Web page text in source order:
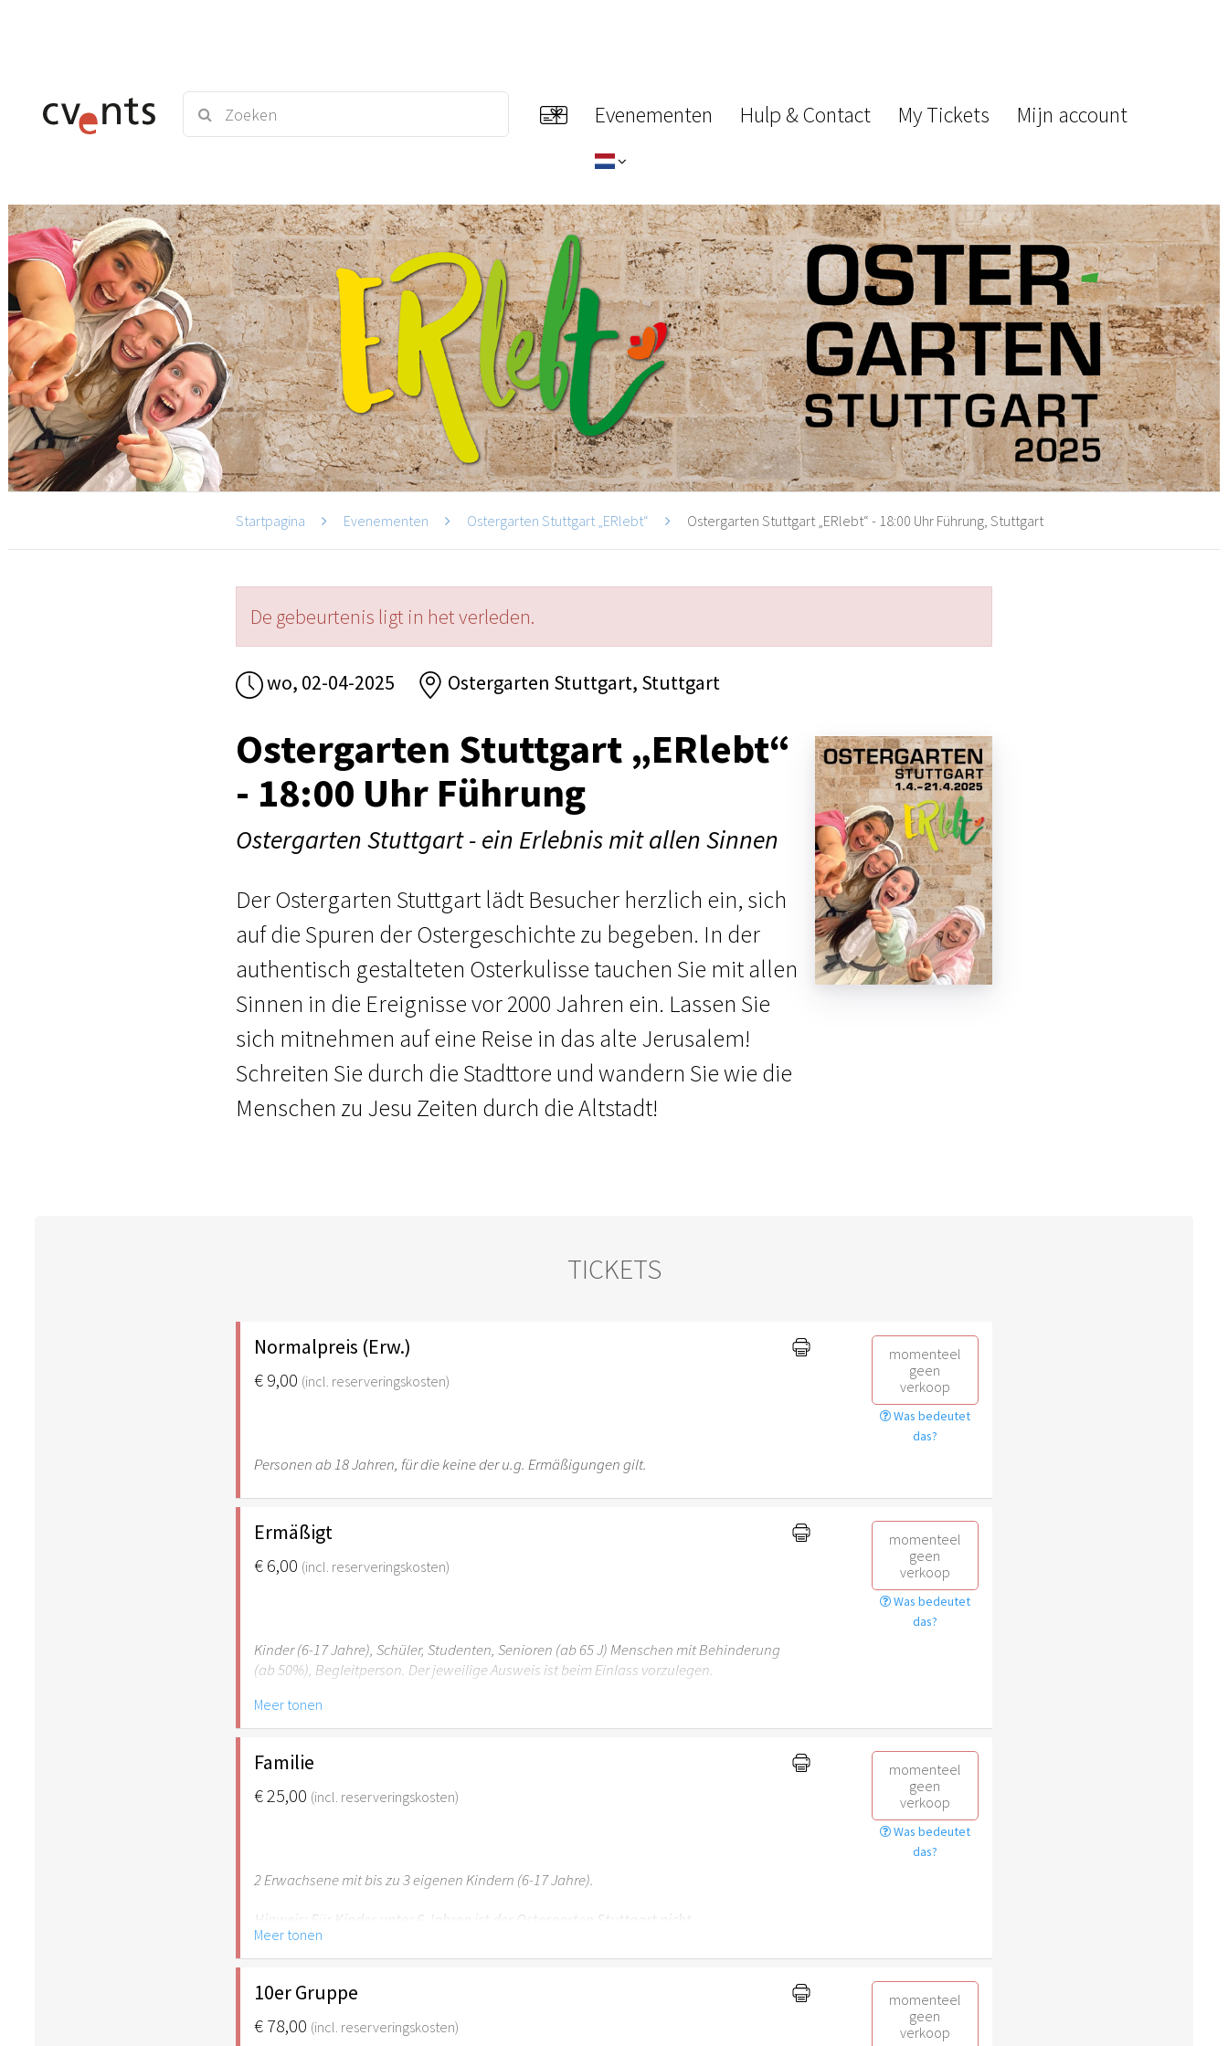
Evenementen Hulp & Contact My Tickets Mijn account
Startpagina Evenementen Ostergarten Stuttgart „ERlebt“ Ostergarten Stuttgart „ERlebt“ - 18:00 Uhr Führung, Stuttgart
De gebeurtenis ligt in het verleden.
wo, 02-04-2025 Ostergarten Stuttgart, Stuttgart
Ostergarten Stuttgart „ERlebt“
- 18:00 Uhr Führung
Ostergarten Stuttgart - ein Erlebnis mit allen Sinnen
Der Ostergarten Stuttgart lädt Besucher herzlich ein, sich
auf die Spuren der Ostergeschichte zu begeben. In der
authentisch gestalteten Osterkulisse tauchen Sie mit allen
Sinnen in die Ereignisse vor 2000 Jahren ein. Lassen Sie
sich mitnehmen auf eine Reise in das alte Jerusalem!
Schreiten Sie durch die Stadttore und wandern Sie wie die
Menschen zu Jesu Zeiten durch die Altstadt!
TICKETS
Normalpreis (Erw.)
€ 9,00 (incl. reserveringskosten)
momenteel
geen
verkoop
Was bedeutet
das?
Personen ab 18 Jahren, für die keine der u.g. Ermäßigungen gilt.
Ermäßigt
€ 6,00 (incl. reserveringskosten)
momenteel
geen
verkoop
Was bedeutet
das?
Kinder (6-17 Jahre), Schüler, Studenten, Senioren (ab 65 J) Menschen mit Behinderung
(ab 50%), Begleitperson. Der jeweilige Ausweis ist beim Einlass vorzulegen.
Hinweis: Für Kinder unter 6 Jahren ist der Ostergarten Stuttgart nicht
empfehlenswert.
Meer tonen
Familie
€ 25,00 (incl. reserveringskosten)
momenteel
geen
verkoop
Was bedeutet
das?
2 Erwachsene mit bis zu 3 eigenen Kindern (6-17 Jahre).
Hinweis: Für Kinder unter 6 Jahren ist der Ostergarten Stuttgart nicht
empfehlenswert.
Meer tonen
10er Gruppe
€ 78,00 (incl. reserveringskosten)
momenteel
geen
verkoop